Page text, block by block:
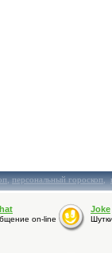
,персональный гороскоп,
on-line
Joke